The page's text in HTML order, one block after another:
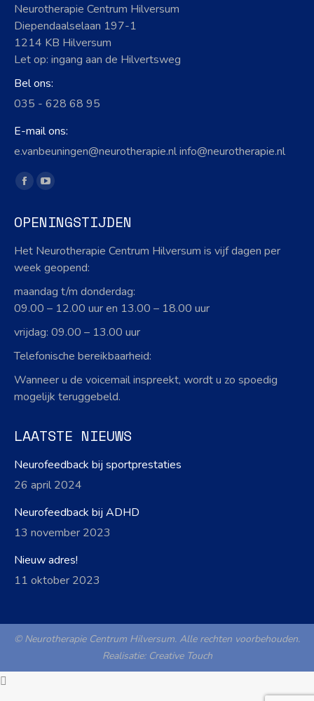
Neurotherapie Centrum Hilversum
Diependaalselaan 197-1
1214 KB Hilversum
Let op: ingang aan de Hilvertsweg
Bel ons:
035 - 628 68 95
E-mail ons:
e.vanbeuningen@neurotherapie.nl info@neurotherapie.nl
Vind ons op:
Facebook
opens
in
new
YouTube
opens
new
OPENINGSTIJDEN
Het Neurotherapie Centrum Hilversum is vijf dagen per
week geopend:
maandag t/m donderdag:
09.00 – 12.00 uur en 13.00 – 18.00 uur
vrijdag: 09.00 – 13.00 uur
Telefonische bereikbaarheid:
Wanneer u de voicemail inspreekt, wordt u zo spoedig
mogelijk teruggebeld.
LAATSTE NIEUWS
Neurofeedback bij sportprestaties
26 april 2024
Neurofeedback bij ADHD
13 november 2023
Nieuw adres!
11 oktober 2023
© Neurotherapie Centrum Hilversum. Alle rechten voorbehouden.
Realisatie: Creative Touch